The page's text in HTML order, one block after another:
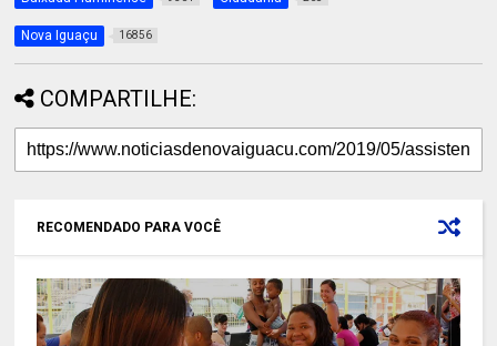
Nova Iguaçu 16856
COMPARTILHE:
RECOMENDADO PARA VOCÊ